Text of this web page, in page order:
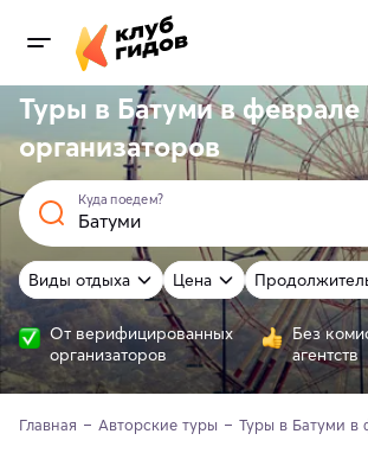
Туры в Батуми в
организаторов
Куда поедем?
Виды отдыха Цена
От верифицированных
организаторов
Без
агентств
Главная Авторские туры Туры в Батуми в